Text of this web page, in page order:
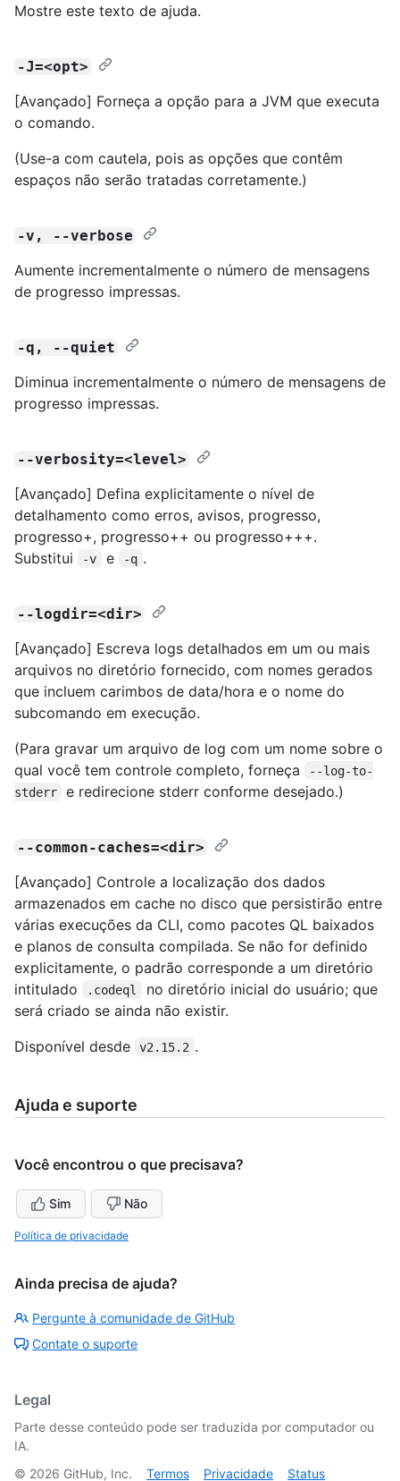
Mostre este texto de ajuda.
-J=<opt>
[Avançado] Forneça a opção para a JVM que executa
o comando.
(Use-a com cautela, pois as opções que contêm
espaços não serão tratadas corretamente.)
-v, --verbose
Aumente incrementalmente o número de mensagens
de progresso impressas.
-q, --quiet
Diminua incrementalmente o número de mensagens de
progresso impressas.
--verbosity=<level>
[Avançado] Defina explicitamente o nível de
detalhamento como erros, avisos, progresso,
progresso+, progresso++ ou progresso+++.
Substitui
-v e -q .
--logdir=<dir>
[Avançado] Escreva logs detalhados em um ou mais
arquivos no diretório fornecido, com nomes gerados
que incluem carimbos de data/hora e o nome do
subcomando em execução.
(Para gravar um arquivo de log com um nome sobre o
qual você tem controle completo, forneça
--log-to-
stderr
e redirecione stderr conforme desejado.)
--common-caches=<dir>
[Avançado] Controle a localização dos dados
armazenados em cache no disco que persistirão entre
várias execuções da CLI, como pacotes QL baixados
e planos de consulta compilada. Se não for definido
explicitamente, o padrão corresponde a um diretório
intitulado
.codeql
no diretório inicial do usuário; que
será criado se ainda não existir.
Disponível desde
v2.15.2 .
Ajuda e suporte
Você encontrou o que precisava?
Sim Não
Política de privacidade
Ainda precisa de ajuda?
Pergunte à comunidade de GitHub
Contate o suporte
Legal
Parte desse conteúdo pode ser traduzida por computador ou
IA.
© 2026 GitHub, Inc. Termos Privacidade Status